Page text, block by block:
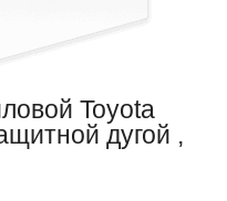
Toyota
дугой ,